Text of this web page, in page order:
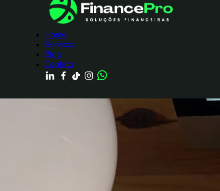
Home
Serviços
Blog
Contato